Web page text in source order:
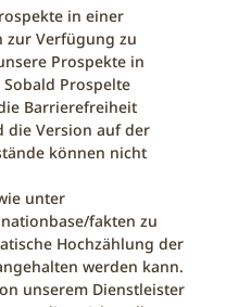
in einer
zur Verfügung zu
Prospekte in
Prospelte
Barrierefreiheit
die Version auf der
können nicht
unter
fakten zu
Hochzählung der
werden kann.
unserem Dienstleister